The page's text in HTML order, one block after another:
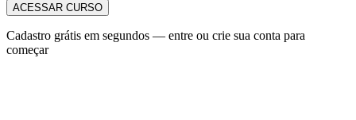
ACESSAR CURSO
Cadastro grátis em segundos — entre ou crie sua conta para
começar